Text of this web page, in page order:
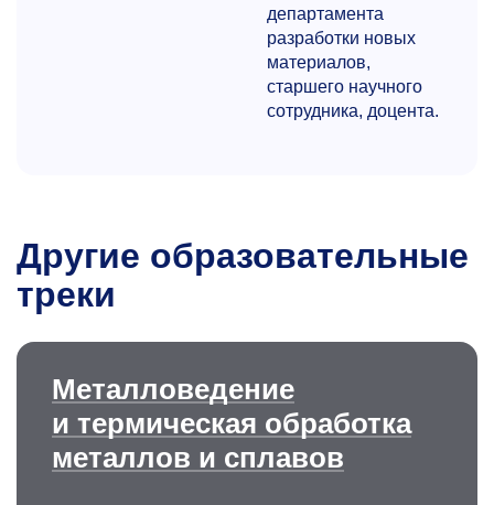
департамента
разработки новых
материалов,
старшего научного
сотрудника, доцента.
Другие образовательные
треки
Металловедение
и термическая обработка
металлов и сплавов